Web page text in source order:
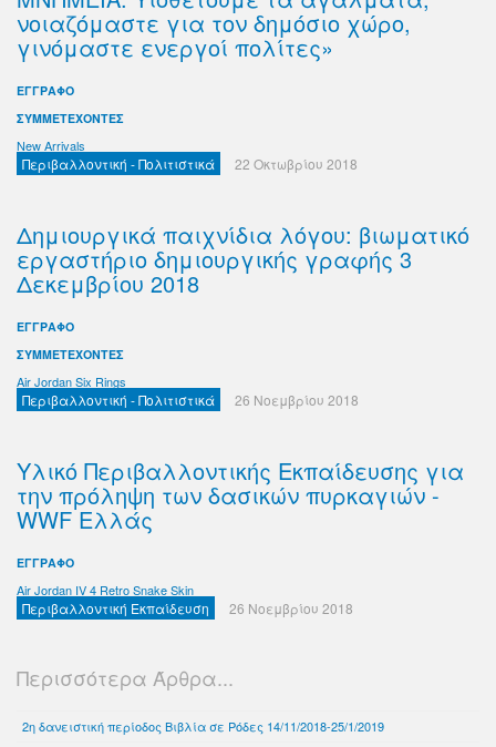
νοιαζόμαστε για τον δημόσιο χώρο,
γινόμαστε ενεργοί πολίτες»
ΕΓΓΡΑΦΟ
ΣΥΜΜΕΤΕΧΟΝΤΕΣ
New Arrivals
Περιβαλλοντική - Πολιτιστικά 22 Οκτωβρίου 2018
Δημιουργικά παιχνίδια λόγου: βιωματικό
εργαστήριο δημιουργικής γραφής 3
Δεκεμβρίου 2018
ΕΓΓΡΑΦΟ
ΣΥΜΜΕΤΕΧΟΝΤΕΣ
Air Jordan Six Rings
Περιβαλλοντική - Πολιτιστικά 26 Νοεμβρίου 2018
Yλικό Περιβαλλοντικής Εκπαίδευσης για
την πρόληψη των δασικών πυρκαγιών -
WWF Ελλάς
ΕΓΓΡΑΦΟ
Air Jordan IV 4 Retro Snake Skin
Περιβαλλοντική Εκπαίδευση 26 Νοεμβρίου 2018
Περισσότερα Άρθρα...
2η δανειστική περίοδος Βιβλία σε Ρόδες 14/11/2018-25/1/2019